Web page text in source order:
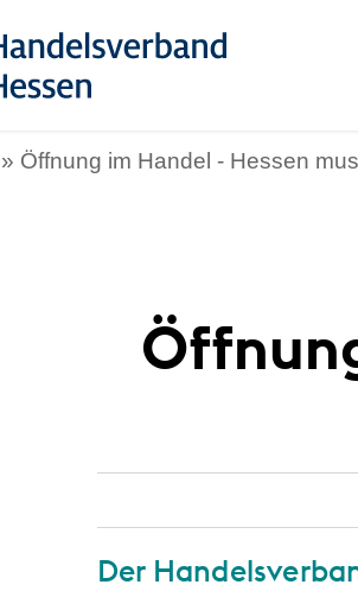
Öffnung im Handel - Hessen
Der